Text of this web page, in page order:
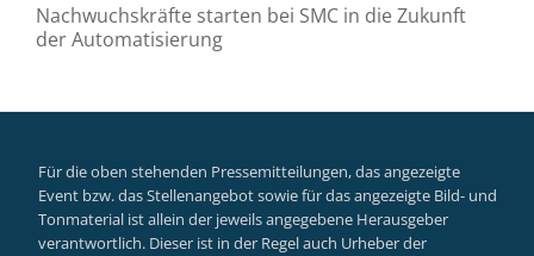
Nachwuchskräfte starten bei SMC in die Zukunft
der Automatisierung
Für die oben stehenden Pressemitteilungen, das angezeigte
Event bzw. das Stellenangebot sowie für das angezeigte Bild- und
Tonmaterial ist allein der jeweils angegebene Herausgeber
verantwortlich. Dieser ist in der Regel auch Urheber der